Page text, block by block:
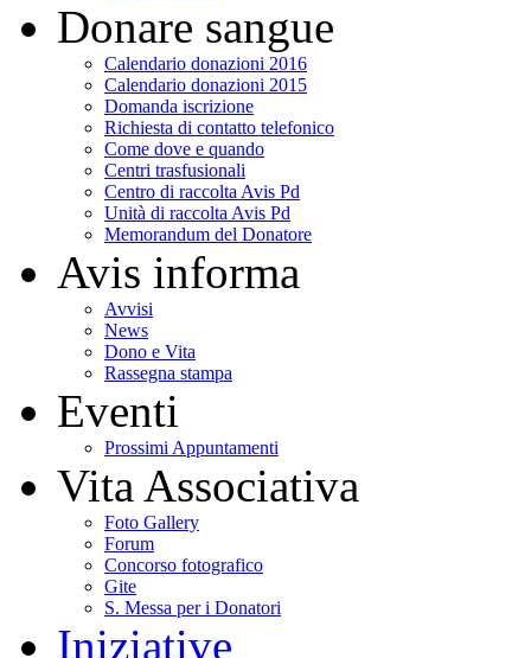
Donare sangue
Calendario donazioni 2016
Calendario donazioni 2015
Domanda iscrizione
Richiesta di contatto telefonico
Come dove e quando
Centri trasfusionali
Centro di raccolta Avis Pd
Unità di raccolta Avis Pd
Memorandum del Donatore
Avis informa
Avvisi
News
Dono e Vita
Rassegna stampa
Eventi
Prossimi Appuntamenti
Vita Associativa
Foto Gallery
Forum
Concorso fotografico
Gite
S. Messa per i Donatori
Iniziative